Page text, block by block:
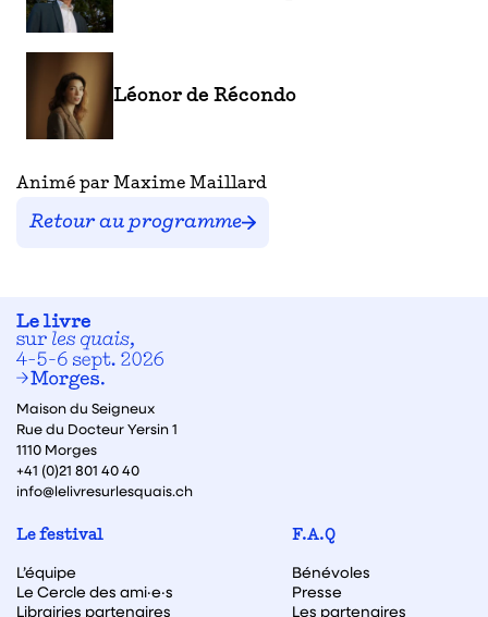
Léonor de Récondo
Animé par Maxime Maillard
Retour au programme
Maison du Seigneux
Rue du Docteur Yersin 1
1110 Morges
+41 (0)21 801 40 40
info@lelivresurlesquais.ch
Le festival
L’équipe
Le Cercle des ami·e·s
Librairies partenaires
F.A.Q
Bénévoles
Presse
Les partenaires